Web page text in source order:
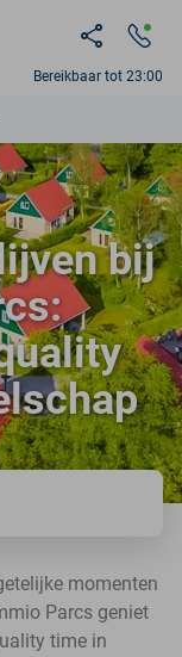
Bereikbaar tot 23:00
bij
momenten
Parcs geniet
time in